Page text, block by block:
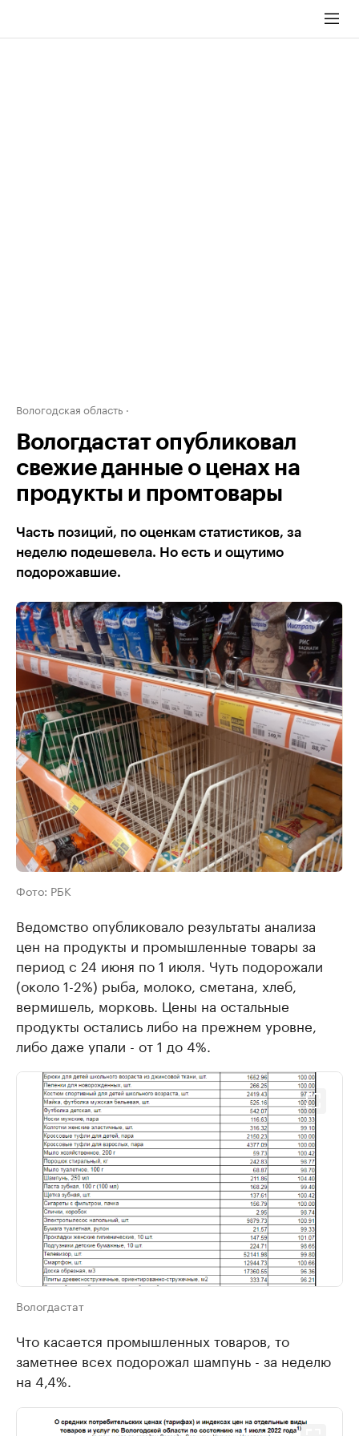
Вологодская область
Вологдастат опубликовал
свежие данные о ценах на
продукты и промтовары
Часть позиций, по оценкам статистиков, за
неделю подешевела. Но есть и ощутимо
подорожавшие.
Фото: РБК
Ведомство опубликовало результаты анализа
цен на продукты и промышленные товары за
период с 24 июня по 1 июля. Чуть подорожали
(около 1-2%) рыба, молоко, сметана, хлеб,
вермишель, морковь. Цены на остальные
продукты остались либо на прежнем уровне,
либо даже упали - от 1 до 4%.
Вологдастат
Что касается промышленных товаров, то
заметнее всех подорожал шампунь - за неделю
на 4,4%.